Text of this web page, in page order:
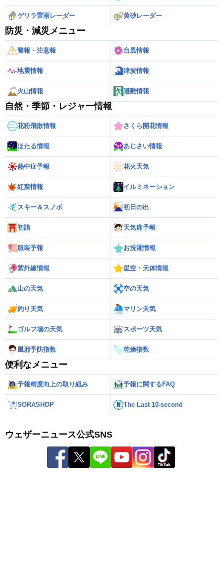
ゲリラ雷雨レーダー 黄砂レーダー
防災・減災メニュー
警報・注意報 台風情報
地震情報 津波情報
火山情報 避難情報
自然・季節・レジャー情報
花粉飛散情報 さくら開花情報
ほたる情報 あじさい情報
熱中症予報 花火天気
紅葉情報 イルミネーション
スキー＆スノボ 初日の出
初詣 天気痛予報
服装予報 お洗濯情報
紫外線情報 星空・天体情報
山の天気 空の天気
釣り天気 マリン天気
ゴルフ場の天気 スポーツ天気
風邪予防指数 乾燥指数
便利なメニュー
予報精度向上の取り組み 予報に関するFAQ
SORASHOP The Last 10-second
ウェザーニュース公式SNS